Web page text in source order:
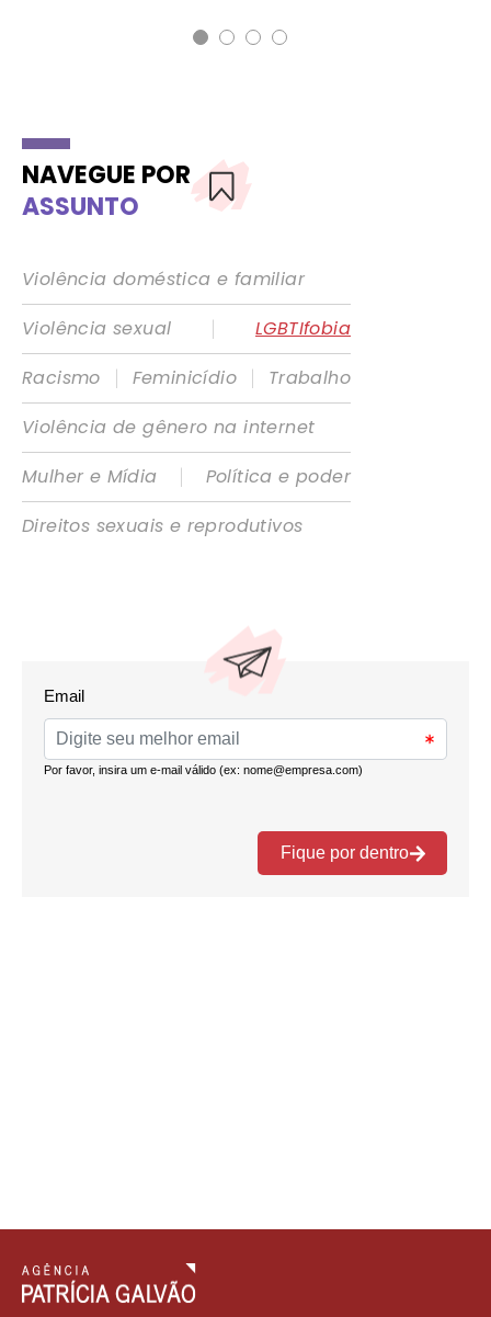
NAVEGUE POR
ASSUNTO
Violência doméstica e familiar
Violência sexual
|
LGBTIfobia
Racismo
| Feminicídio |
Trabalho
Violência de gênero na internet
Mulher e Mídia
|
Política e poder
Direitos sexuais e reprodutivos